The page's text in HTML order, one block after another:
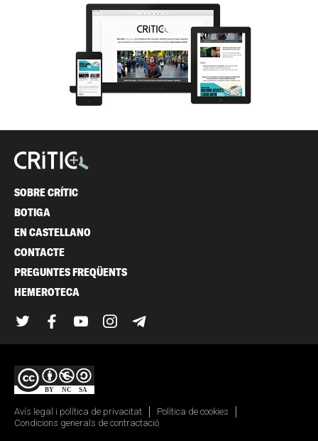
SOBRE CRÍTIC
BOTIGA
EN CASTELLANO
CONTACTE
PREGUNTES FREQÜENTS
HEMEROTECA
TwitterFacebook
YouTubeInstagram
Avís legal i política de privacitat
Política de cookies
Condicions generals de contractació